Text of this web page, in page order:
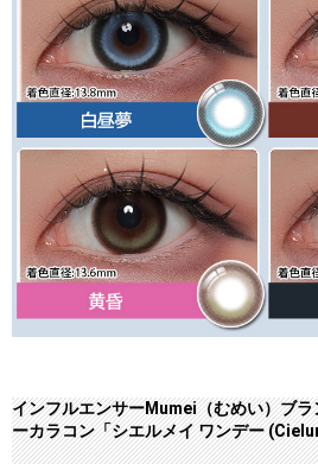
インフルエンサーMumei（むめい）ブ
ーカラコン「シエルメイ ワンデー